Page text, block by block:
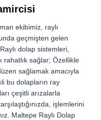
ekibimiz, raylı
geçmişten gelen
dolap sistemleri,
rahatlık sağlar; Özellikle
sağlamak amacıyla
bu dolapların ray
çeşitli arızalarla
işlemlerini
Maltepe Raylı Dolap